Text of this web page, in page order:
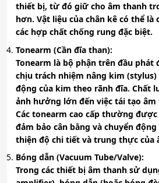
thiết bị, từ đó giữ cho âm thanh
hơn. Vật liệu của chân kê có thể là
các hợp chất chống rung đặc biệt.
Tonearm (Cần đĩa than):
Tonearm là bộ phận trên đầu phát
chịu trách nhiệm nâng kim
động của kim theo rãnh đĩa. Chất
ảnh hưởng lớn đến việc tái tạo
Các tonearm cao cấp thường
đảm bảo cân bằng và chuyển
thiện độ chi tiết và trung thực của
Bóng dẫn (Vacuum Tube/Valve):
Trong các thiết bị âm thanh sử